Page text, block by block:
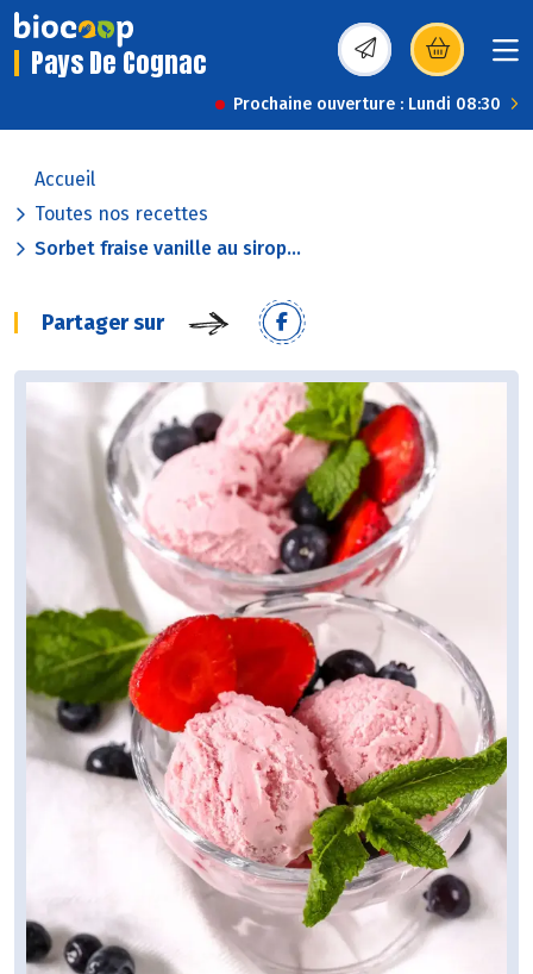
Pays De Cognac (s’ouvre dans une
Prochaine ouverture : Lundi 08:30
Accueil
Toutes nos recettes
Sorbet fraise vanille au sirop...
Partager sur